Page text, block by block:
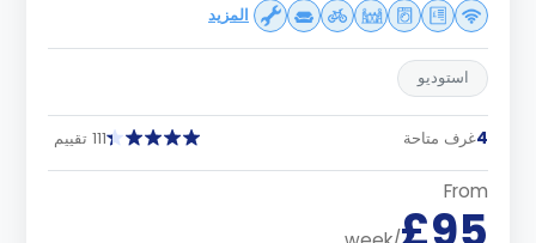
المزيد
استوديو
4غرف متاحة 111 تقييم
From